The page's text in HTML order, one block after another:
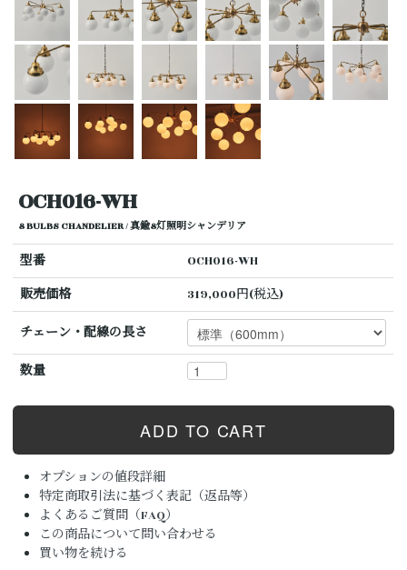
OCH016-WH
8 BULBS CHANDELIER / 真鍮8灯照明シャンデリア
型番
OCH016-WH
販売価格
319,000円(税込)
チェーン・配線の長さ
数量
オプションの値段詳細
特定商取引法に基づく表記（返品等）
よくあるご質問（FAQ）
この商品について問い合わせる
買い物を続ける